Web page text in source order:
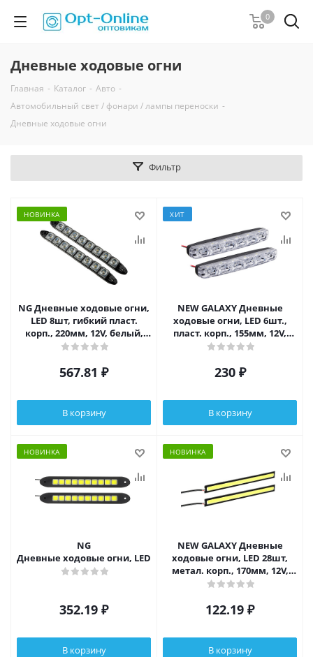
0
Дневные ходовые огни
Главная - Каталог - Авто -
Автомобильный свет / фонари / лампы переноски -
Дневные ходовые огни
Фильтр
НОВИНКА
NG Дневные ходовые огни,
LED 8шт, гибкий пласт.
корп., 220мм, 12V, белый,
2шт.
567.81 ₽
В корзину
ХИТ
NEW GALAXY Дневные
ходовые огни, LED 6шт.,
пласт. корп., 155мм, 12V,
белый, 2шт.
230₽
В корзину
НОВИНКА
NG
Дневные ходовые огни, LED 40шт, гибкий резин. корп.,
352.19 ₽
В корзину
НОВИНКА
NEW GALAXY Дневные
ходовые огни, LED 28шт,
метал. корп., 170мм, 12V,
белый, 2шт.
122.19 ₽
В корзину